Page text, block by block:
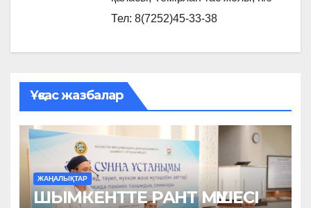
Тел: 8(7252)45-33-38
Ұқсас жазбалар
ЖАҢАЛЫҚТАР
ШЫМКЕНТТЕ РАНТ МҮШЕСІ